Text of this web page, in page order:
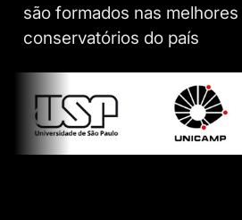
são formados nas
conservatórios do país